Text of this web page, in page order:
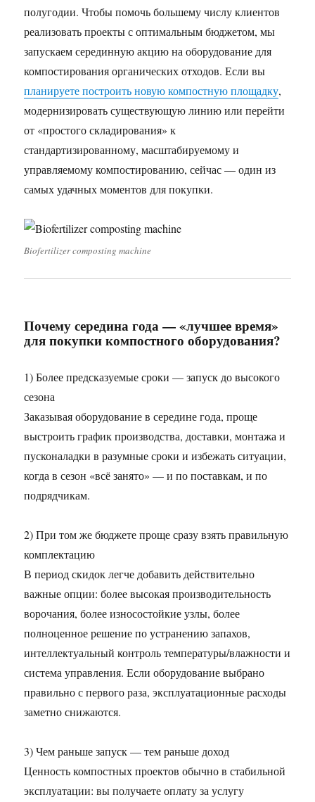
полугодии. Чтобы помочь большему числу клиентов
реализовать проекты с оптимальным бюджетом, мы
запускаем серединную акцию на оборудование для
компостирования органических отходов. Если вы
планируете построить новую компостную площадку,
модернизировать существующую линию или перейти
от «простого складирования» к
стандартизированному, масштабируемому и
управляемому компостированию, сейчас — один из
самых удачных моментов для покупки.
Biofertilizer composting machine
Почему середина года — «лучшее время»
для покупки компостного оборудования?
1) Более предсказуемые сроки — запуск до высокого
сезона
Заказывая оборудование в середине года, проще
выстроить график производства, доставки, монтажа и
пусконаладки в разумные сроки и избежать ситуации,
когда в сезон «всё занято» — и по поставкам, и по
подрядчикам.
2) При том же бюджете проще сразу взять правильную
комплектацию
В период скидок легче добавить действительно
важные опции: более высокая производительность
ворочания, более износостойкие узлы, более
полноценное решение по устранению запахов,
интеллектуальный контроль температуры/влажности и
система управления. Если оборудование выбрано
правильно с первого раза, эксплуатационные расходы
заметно снижаются.
3) Чем раньше запуск — тем раньше доход
Ценность компостных проектов обычно в стабильной
эксплуатации: вы получаете оплату за услугу